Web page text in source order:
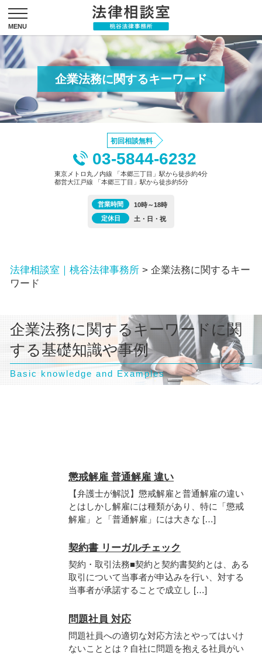
企業法務に関するキーワード
初回相談無料
03-5844-6232
東京メトロ丸ノ内線 「本郷三丁目」駅から徒歩約4分
都営大江戸線 「本郷三丁目」駅から徒歩約5分
営業時間
10時～18時
定休日
土・日・祝
法律相談室｜桃谷法律事務所 > 企業法務に関するキー
ワード
企業法務に関するキーワードに関
する基礎知識や事例
Basic knowledge and Examples
懲戒解雇 普通解雇 違い
【弁護士が解説】懲戒解雇と普通解雇の違い
とはしかし解雇には種類があり、特に「懲戒
解雇」と「普通解雇」には大きな […]
契約書 リーガルチェック
契約・取引法務■契約と契約書契約とは、ある
取引について当事者が申込みを行い、対する
当事者が承諾することで成立し […]
問題社員 対応
問題社員への適切な対応方法とやってはいけ
ないこととは？自社に問題を抱える社員がい